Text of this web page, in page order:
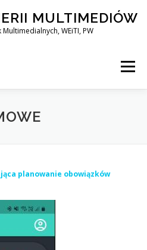
MULTIMEDIÓW
WEiTI, PW
Menu
O NAS
planowanie obowiązków